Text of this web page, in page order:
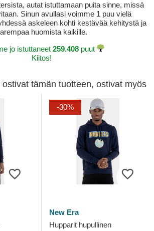
autat istuttamaan puita sinne, missä
Sinun avullasi voimme 1 puu vielä
askeleen kohti kestävää kehitystä ja
huomista kaikille.
jo istuttaneet 259.408 puut
Kiitos!
tämän tuotteen, ostivat myös
-30%
New Era
Hupparit hupullinen